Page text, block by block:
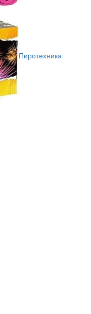
Пиротехника